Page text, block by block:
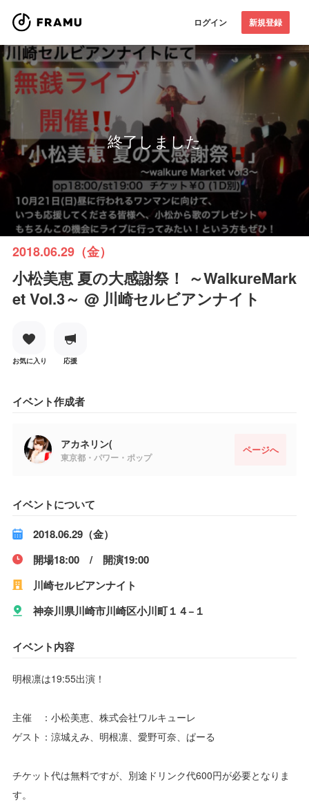
ログイン 新規登録
終了しました
2018.06.29（金）
小松美恵 夏の大感謝祭！ ～WalkureMark
et Vol.3～ @ 川崎セルビアンナイト
お気に入り 応援
イベント作成者
アカネリン(
東京都・パワー・ポップ
ページへ
イベントについて
2018.06.29（金）
開場18:00 / 開演19:00
川崎セルビアンナイト
神奈川県川崎市川崎区小川町１４−１
イベント内容
明根凛は19:55出演！
主催 ：小松美恵、株式会社ワルキューレ
ゲスト：涼城えみ、明根凛、愛野可奈、ぱーる
チケット代は無料ですが、別途ドリンク代600円が必要となりま
す。